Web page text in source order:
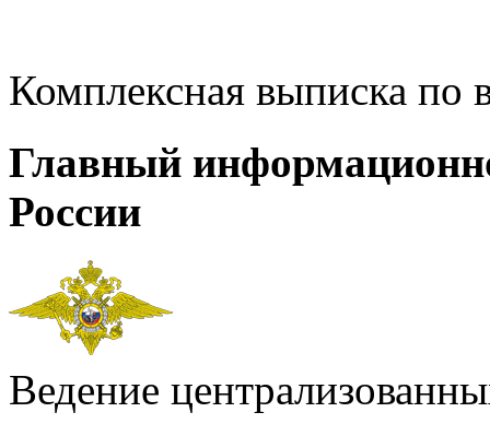
Комплексная выписка
Главный
России
Ведение